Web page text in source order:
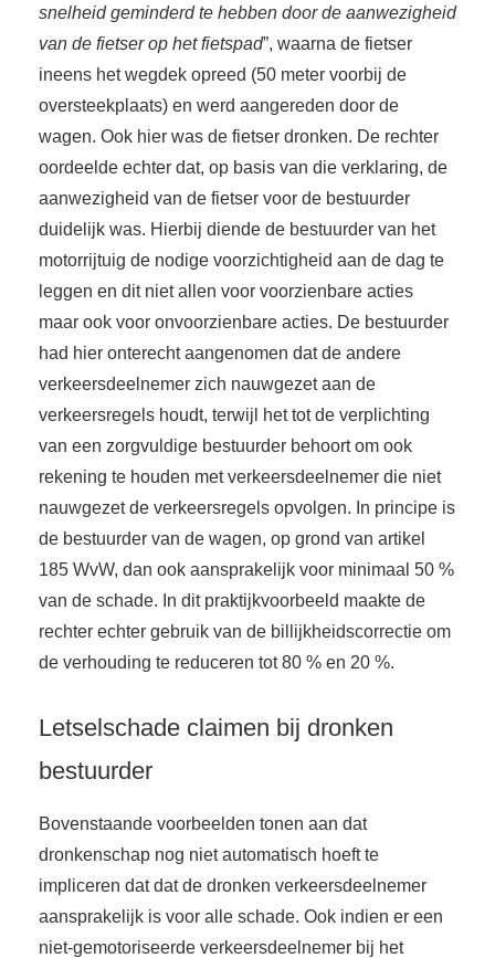
snelheid geminderd te hebben door de aanwezigheid
van de fietser op het fietspad”, waarna de fietser
ineens het wegdek opreed (50 meter voorbij de
oversteekplaats) en werd aangereden door de
wagen. Ook hier was de fietser dronken. De rechter
oordeelde echter dat, op basis van die verklaring, de
aanwezigheid van de fietser voor de bestuurder
duidelijk was. Hierbij diende de bestuurder van het
motorrijtuig de nodige voorzichtigheid aan de dag te
leggen en dit niet allen voor voorzienbare acties
maar ook voor onvoorzienbare acties. De bestuurder
had hier onterecht aangenomen dat de andere
verkeersdeelnemer zich nauwgezet aan de
verkeersregels houdt, terwijl het tot de verplichting
van een zorgvuldige bestuurder behoort om ook
rekening te houden met verkeersdeelnemer die niet
nauwgezet de verkeersregels opvolgen. In principe is
de bestuurder van de wagen, op grond van artikel
185 WvW, dan ook aansprakelijk voor minimaal 50 %
van de schade. In dit praktijkvoorbeeld maakte de
rechter echter gebruik van de billijkheidscorrectie om
de verhouding te reduceren tot 80 % en 20 %.
Letselschade claimen bij dronken
bestuurder
Bovenstaande voorbeelden tonen aan dat
dronkenschap nog niet automatisch hoeft te
impliceren dat dat de dronken verkeersdeelnemer
aansprakelijk is voor alle schade. Ook indien er een
niet-gemotoriseerde verkeersdeelnemer bij het